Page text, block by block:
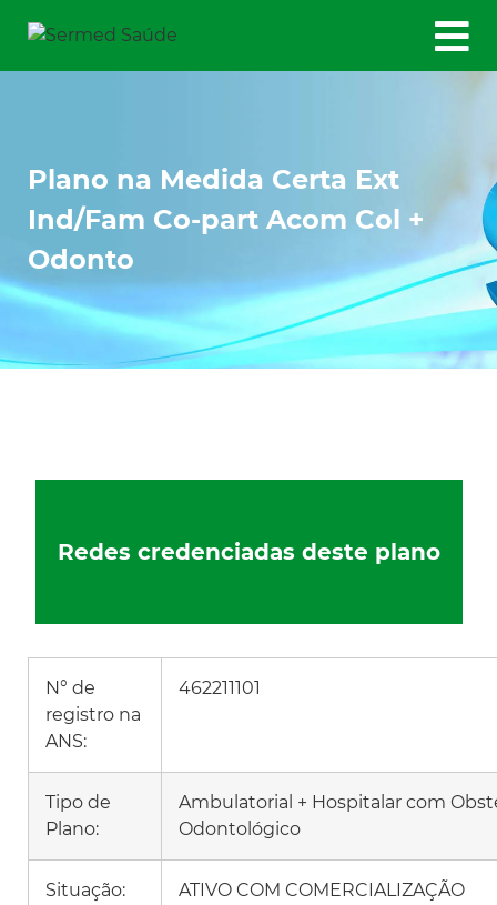
Plano na Medida Certa Ext
Ind/Fam Co-part Acom Col +
Odonto
Redes credenciadas deste plano
N° de
registro na
ANS:
462211101
Tipo de
Plano:
Ambulatorial + Hospitalar com
Odontológico
Situação:
ATIVO COM COMERCIALIZAÇÃO